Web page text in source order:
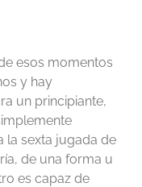
esos momentos
y hay
un principiante,
la sexta jugada de
de una forma u
es capaz de